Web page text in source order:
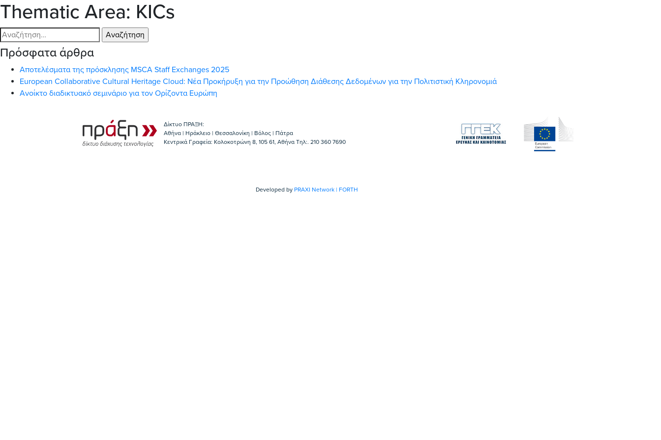
Thematic Area: KICs
Αναζήτηση
για:
Πρόσφατα άρθρα
Αποτελέσματα της πρόσκλησης MSCA Staff Exchanges 2025
European Collaborative Cultural Heritage Cloud: Νέα Προκήρυξη για την Προώθηση Διάθεσης Δεδομένων για την Πολιτιστική Κληρονομιά
Ανοίκτο διαδικτυακό σεμινάριο για τον Ορίζοντα Ευρώπη
Δίκτυο ΠΡΑΞΗ:
Αθήνα | Ηράκλειο | Θεσσαλονίκη | Βόλος | Πάτρα
Κεντρικά Γραφεία: Kολοκοτρώνη 8, 105 61, Αθήνα Τηλ:. 210 360 7690
Developed by PRAXI Network | FORTH